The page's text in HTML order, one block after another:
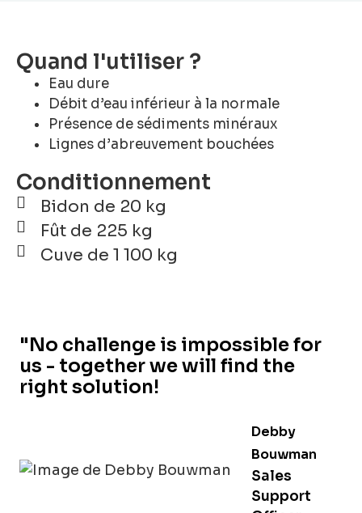
Quand l'utiliser ?
Eau dure
Débit d’eau inférieur à la normale
Présence de sédiments minéraux
Lignes d’abreuvement bouchées
Conditionnement
Bidon de 20 kg
Fût de 225 kg
Cuve de 1 100 kg
"No challenge is impossible for
us - together we will find the
right solution!
Debby
Bouwman
Sales
Support